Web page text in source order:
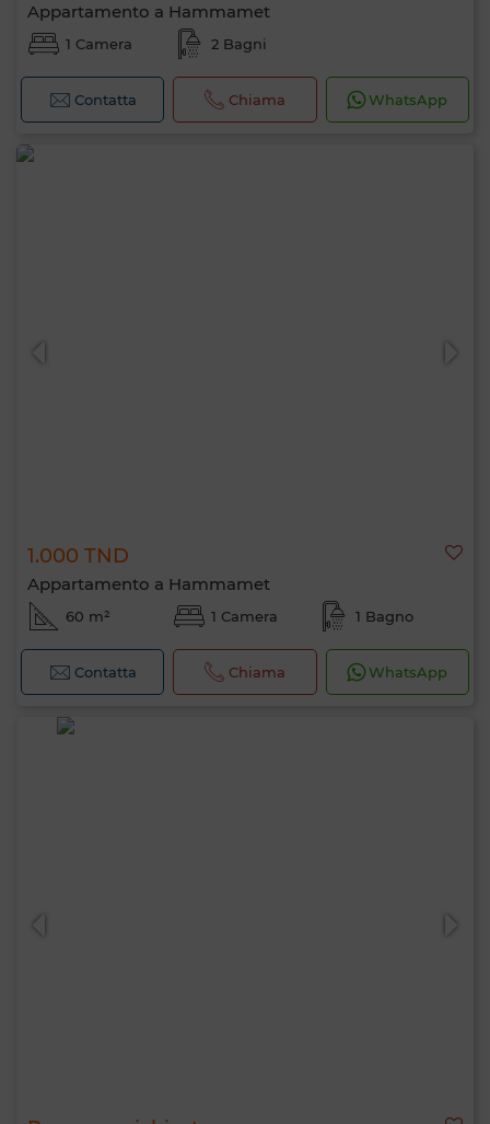
Appartamento a Hammamet
1 Camera 2 Bagni
Contatta Chiama WhatsApp
1.000 TND
Appartamento a Hammamet
60 m² 1 Camera 1 Bagno
Contatta Chiama WhatsApp